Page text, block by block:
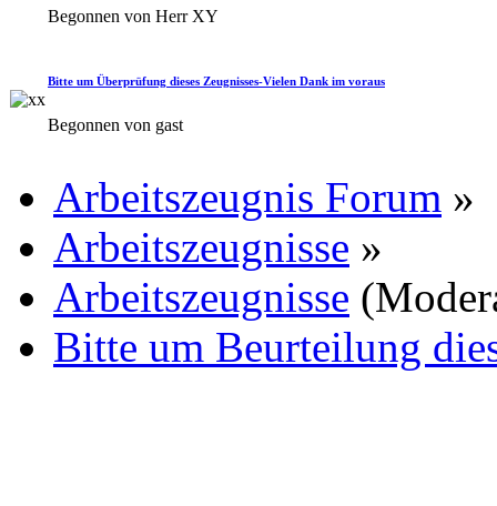
Begonnen von Herr XY
Bitte um Überprüfung dieses Zeugnisses-Vielen Dank im voraus
Begonnen von gast
Arbeitszeugnis Forum »
Arbeitszeugnisse »
Arbeitszeugnisse
Bitte um Beurteilung